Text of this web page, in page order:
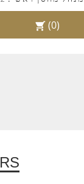
shopping_cart (0)